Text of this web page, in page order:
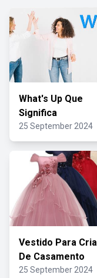
What's Up Que
Significa
25 September 2024
Vestido Para
De Casamento
25 September 2024